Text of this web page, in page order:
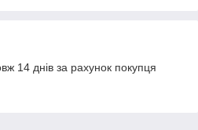
14 днів за рахунок покупця